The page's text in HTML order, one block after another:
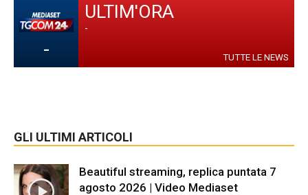
-
ULTIM'ORA
-
TUTTE LE NEWS
GLI ULTIMI ARTICOLI
Beautiful streaming, replica puntata 7
agosto 2026 | Video Mediaset